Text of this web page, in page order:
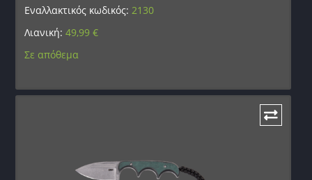
Εναλλακτικός κωδικός: 2130
Λιανική:49,99€
Σε απόθεμα